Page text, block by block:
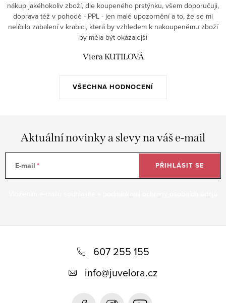
VŠECHNA HODNOCENÍ
nákup jakéhokoliv zboží, dle koupeného prstýnku, všem doporučuji,
doprava též v pohodě - PPL - jen malé upozornění a to, že se mi
nelíbilo zabalení v krabici, která by vzhledem k nakoupenému zboží
by měla být okázalejší
Viera KUTILOVÁ
Aktuální novinky a slevy na váš e-mail
E-mail PŘIHLÁSIT SE
607 255 155
info@juvelora.cz